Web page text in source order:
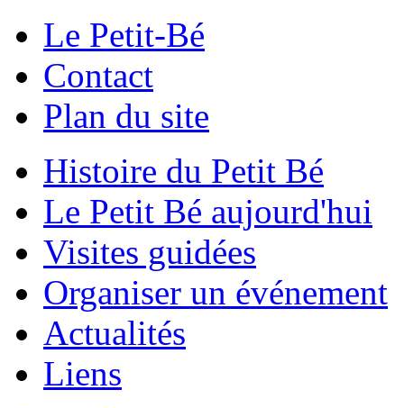
Le Petit-Bé
Contact
Plan du site
Histoire du Petit Bé
Le Petit Bé aujourd'hui
Visites guidées
Organiser un événement
Actualités
Liens